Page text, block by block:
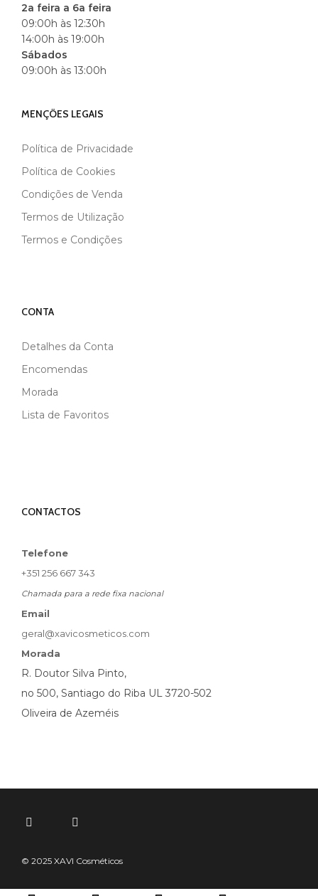
2a feira a 6a feira
09:00h às 12:30h
14:00h às 19:00h
Sábados
09:00h às 13:00h
MENÇÕES LEGAIS
Política de Privacidade
Política de Cookies
Condições de Venda
Termos de Utilização
Termos e Condições
CONTA
Detalhes da Conta
Encomendas
Morada
Lista de Favoritos
CONTACTOS
Telefone
+351 256 667 343
Chamada para a rede fixa nacional
Email
geral@xavicosmeticos.com
Morada
R. Doutor Silva Pinto,
no 500, Santiago do Riba UL 3720-502
Oliveira de Azeméis
© 2025 XAVI Cosméticos